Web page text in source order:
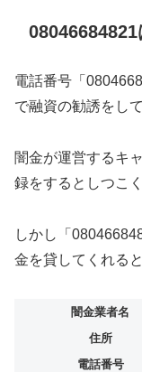
08046684821
電話番号「
で融資の勧誘をし
闇金が運営するキ
録をするとしつこ
しかし「
金を貸してくれる
闇金業者名
住所
電話番号